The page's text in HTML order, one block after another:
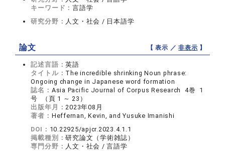
キーワード：言語学
研究分野： 人文・社会 / 日本語学
論文 【 表示 ／非表示 】
記述言語：英語
タイトル： The incredible shrinking Noun phrase:
Ongoing change in Japanese word formation
誌名： Asia Pacific Journal of Corpus Research 4巻 1
号 （頁 1 ～ 23）
出版年月：2023年08月
著者： Heffernan, Kevin, and Yusuke Imanishi
DOI： 10.22925/apjcr.2023.4.1.1
掲載種別：研究論文（学術雑誌）
専門分野： 人文・社会 / 言語学